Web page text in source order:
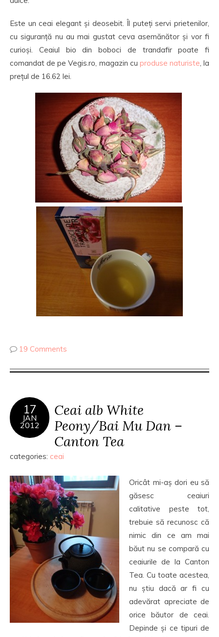
Este un ceai elegant și deosebit. Îl puteți servi prietenilor,
cu siguranță nu au mai gustat ceva asemănător și vor fi
curioși. Ceaiul bio din boboci de trandafir poate fi
comandat de pe Vegis.ro, magazin cu produse naturiste, la
prețul de 16.62 lei.
19 Comments
17
JAN
2012
Ceai alb White
Peony/Bai Mu Dan –
Canton Tea
categories: ceai
Oricât mi-aș dori eu să
găsesc ceaiuri
calitative peste tot,
trebuie să recunosc că
nimic din ce am mai
băut nu se compară cu
ceaiurile de la Canton
Tea. Cu toate acestea,
nu știu dacă ar fi cu
adevărat apreciate de
orice băutor de ceai.
Depinde și ce tipuri de